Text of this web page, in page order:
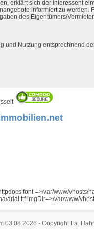
erklärt sich der Interessent
informiert zu werden.
des Eigentümers/
und Nutzung entsprechnend
font =>/var/www/vhosts/
arial.ttf imgDir=>/var/www/
03.08.2026 - Copyright Fa.